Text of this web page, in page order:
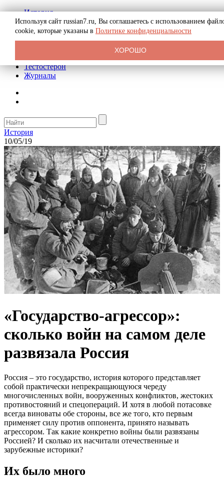
История
Биография
Криминал
Реклама на сайте
Тестостерон
Журналы
История
10/05/19
«Государство-агрессор»:
сколько войн на самом деле
развязала Россия
Россия – это государство, история которого представляет
собой практически непрекращающуюся череду
многочисленных войн, вооруженных конфликтов, жестоких
противостояний и спецопераций. И хотя в любой потасовке
всегда виноваты обе стороны, все же того, кто первым
применяет силу против оппонента, принято называть
агрессором. Так какие конкретно войны были развязаны
Россией? И сколько их насчитали отечественные и
зарубежные историки?
Их было много
Используя сайт russian7.ru, Вы соглашаетесь с использованием
cookie, которые указаны в Политике конфиденциальности
ХОРОШО